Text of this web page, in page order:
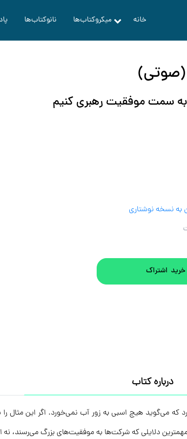
خانه میکروکتاب‌ها نانوکتاب‌ها
(صوتی)
سمت موفقیت رهبری کنیم
به نسخه نوشتاری
اشتراک
درباره کتاب
می‌گوید هیچ اسبی به زور آب نمی‌خورد. اگر این مثال
دلایلی که شرکت‌ها به موفقیت‌های بزرگ می‌رسند، نه